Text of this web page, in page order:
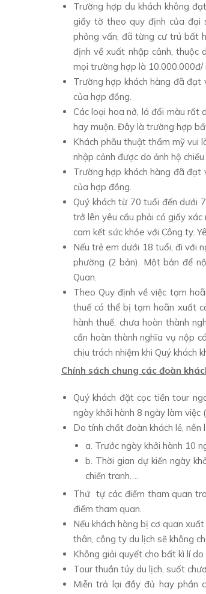
Trường hợp du khách không
giấy tờ theo quy định của đại
phỏng vấn, đã từng cư trú bất
định về xuất nhập cảnh, thuộc
mọi trường hợp là 10.000.000đ/
Trường hợp khách hàng đã đạt
của hợp đồng.
Các loại hoa nở, lá đổi màu rất
hay muộn. Đây là trường hợp
Khách phẫu thuật thẩm mỹ vui
nhập cảnh được do ảnh hộ
Trường hợp khách hàng đã đạt
của hợp đồng.
Quý khách từ 70 tuổi đến dưới
trở lên yêu cầu phải có giấy
cam kết sức khỏe với Công ty.
Nếu trẻ em dưới 18 tuổi, đi với
phường (2 bản). Một bản để
Quan.
Theo Quy định về việc tạm
thuế có thể bị tạm hoãn xuất
hành thuế, chưa hoàn thành
cần hoàn thành nghĩa vụ nộp
chịu trách nhiệm khi Quý khách
Chính sách chung các đoàn
Quý khách đặt cọc tiền tour
ngày khởi hành 8 ngày làm việc
Do tính chất đoàn khách lẻ,
a. Trước ngày khởi hành 10
b. Thời gian dự kiến ngày
chiến tranh….
Thứ tự các điểm tham quan
điểm tham quan.
Nếu khách hàng bị cơ quan
thân, công ty du lịch sẽ không
Không giải quyết cho bất kì lí
Tour thuần túy du lịch, suốt
Miễn trả lại đầy đủ hay phần